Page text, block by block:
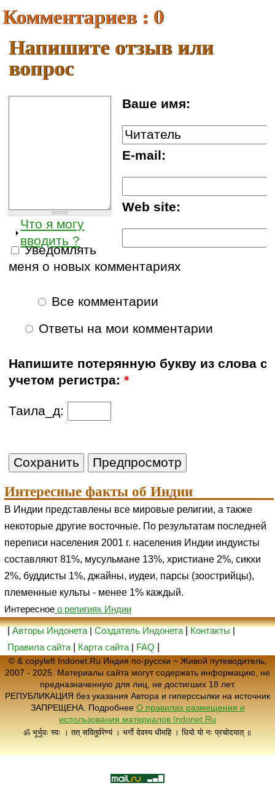
Комментариев : 0
Напишите отзыв или
вопрос
Ваше имя:
E-mail:
Web site:
Что я могу
вводить ?
Уведомлять
меня о новых комментариях
Все комментарии
Ответы на мои комментарии
Напишите потерянную букву из слова с
учетом регистра:*
Таила_д:
Интересные факты об Индии
В Индии представлены все мировые религии, а также
некоторые другие восточные. По результатам последней
переписи населения 2001 г. населения Индии индуисты
составляют 81%, мусульмане 13%, христиане 2%, сикхи
2%, буддисты 1%, джайны, иудеи, парсы (зоострийцы),
племенные культы - менее 1% каждый.
Интересноео религиях Индии
|Авторы Индонета|Создатель Индонета|Контакты|
Правила сайта
Карта сайта | FAQ
© & copyleft Indonet.Ru Индия по-русски ~ Живой путеводитель,
2007 - 2025. Материалы сайта могут содержать информацию, не
предназначенную для лиц, не достигших 18 лет.
РЕПУБЛИКАЦИЯ без указания Автора и гиперссылки на источник
ЗАПРЕЩЕНА. Подробнее О правилах размещения и
использования материалов Indonet.Ru
ॐ भूर्भुवः स्वः । तत् सवितुर्वरेण्यं । भर्गो देवस्य धीमहि । धियो यो नः प्रचोदयात् ॥